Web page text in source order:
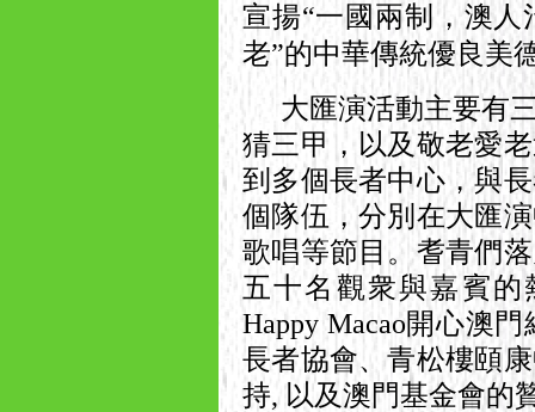
宣揚“一國兩制，澳人
老”的中華傳統優良美
大匯演活動主要有
猜三甲，以及敬老愛
到多個長者中心，與
個隊伍，分別在大匯
歌唱等節目。耆青們
五十名觀衆與嘉賓的
Happy Macao開心澳門
長者協會、青松樓頤
持, 以及澳門基金會的